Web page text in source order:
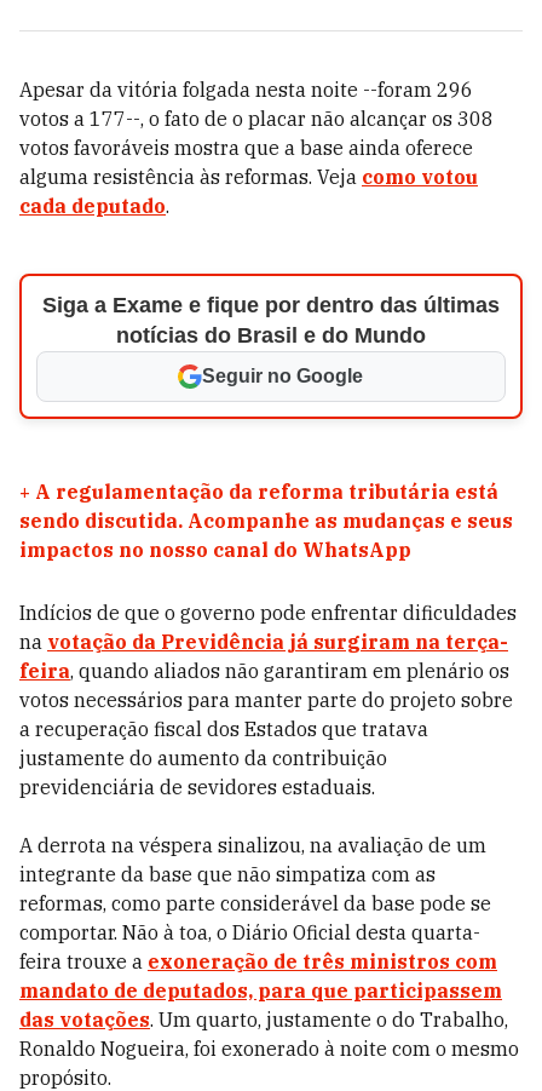
Apesar da vitória folgada nesta noite --foram 296
votos a 177--, o fato de o placar não alcançar os 308
votos favoráveis mostra que a base ainda oferece
alguma resistência às reformas. Veja como votou
cada deputado.
Siga a Exame e fique por dentro das últimas
notícias do Brasil e do Mundo
Seguir no Google
+ A regulamentação da reforma tributária está
sendo discutida. Acompanhe as mudanças e seus
impactos no nosso canal do WhatsApp
Indícios de que o governo pode enfrentar dificuldades
na votação da Previdência já surgiram na terça-
feira, quando aliados não garantiram em plenário os
votos necessários para manter parte do projeto sobre
a recuperação fiscal dos Estados que tratava
justamente do aumento da contribuição
previdenciária de sevidores estaduais.
A derrota na véspera sinalizou, na avaliação de um
integrante da base que não simpatiza com as
reformas, como parte considerável da base pode se
comportar. Não à toa, o Diário Oficial desta quarta-
feira trouxe a exoneração de três ministros com
mandato de deputados, para que participassem
das votações. Um quarto, justamente o do Trabalho,
Ronaldo Nogueira, foi exonerado à noite com o mesmo
propósito.